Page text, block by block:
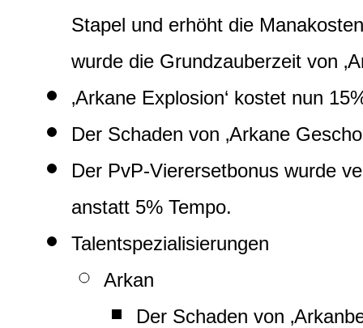
Stapel und erhöht die
wurde die Grundzauberzeit von
‚Arkane Explosion‘ kostet nun
Der Schaden von ‚Arkane
Der PvP-Vierersetbonus wurde
anstatt 5% Tempo.
Talentspezialisierungen
Arkan
Der Schaden von